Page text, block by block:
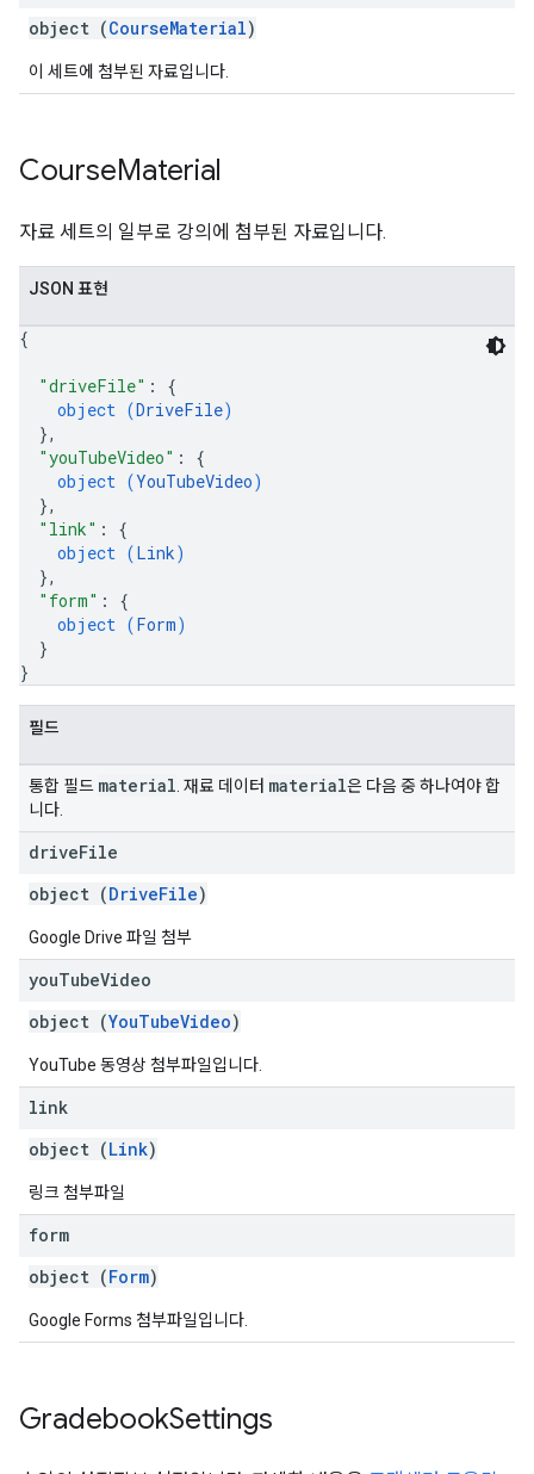
object (CourseMaterial)
이 세트에 첨부된 자료입니다.
CourseMaterial
자료 세트의 일부로 강의에 첨부된 자료입니다.
JSON 표현
{
"driveFile" : {
object (DriveFile)
},
"youTubeVideo" : {
object (YouTubeVideo)
},
"link" : {
object (Link)
},
"form" : {
object (Form)
}
}
필드
통합 필드 material . 재료 데이터 material은 다음 중 하나여야 합
니다.
driveFile
object (DriveFile)
Google Drive 파일 첨부
youTubeVideo
object (YouTubeVideo)
YouTube 동영상 첨부파일입니다.
link
object (Link)
링크 첨부파일
form
object (Form)
Google Forms 첨부파일입니다.
GradebookSettings